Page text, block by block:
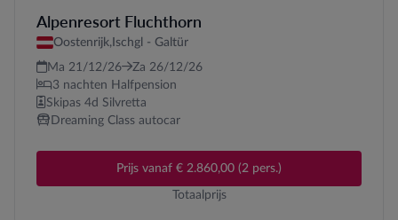
Alpenresort Fluchthorn
Oostenrijk,Ischgl - Galtür
Ma 21/12/26
Za 26/12/26
3 nachten Halfpension
Skipas 4d Silvretta
Dreaming Class autocar
Prijs vanaf € 2.860,00 (2 pers.)
Totaalprijs